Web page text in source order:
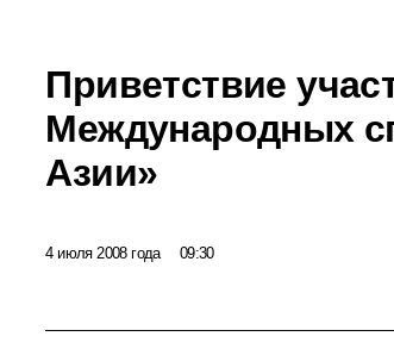
Приветствие
Международных
Азии»
4 июля 2008 года 09:30